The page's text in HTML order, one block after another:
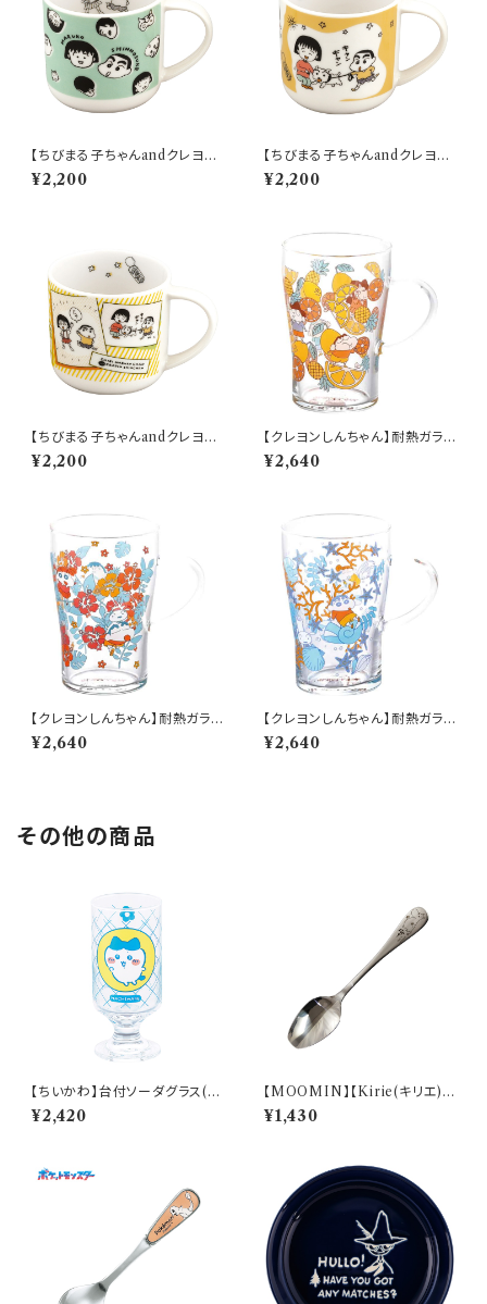
【ちびまる子ちゃんandクレヨン
しんちゃん】マグ(フェイス)【CM
CS10】【ちびまる子ちゃんandク
¥2,200
【ちびまる子ちゃんandクレヨン
しんちゃん】マグ(散歩)【CMCS
10】4979855123164
¥2,200
【ちびまる子ちゃんandクレヨン
しんちゃん】マグ(コミック)【CM
CS10】4979855123171
¥2,200
【クレヨンしんちゃん】耐熱ガラス
マグ（フルーツ）【CS40】CS43-
815
¥2,640
【クレヨンしんちゃん】耐熱ガラス
マグ（はな）【CS40】CS42-815
¥2,640
【クレヨンしんちゃん】耐熱ガラス
マグ（貝がら）【CS40】CS41-81
5
¥2,640
その他の商品
【ちいかわ】台付ソーダグラス(ハ
チワレ)【CKW40】CKW42-81
3
¥2,420
【MOOMIN】【Kirie(キリエ)】
すくいやすいスプーン（ムーミン）
【MM9000】MM9001-863
¥1,430